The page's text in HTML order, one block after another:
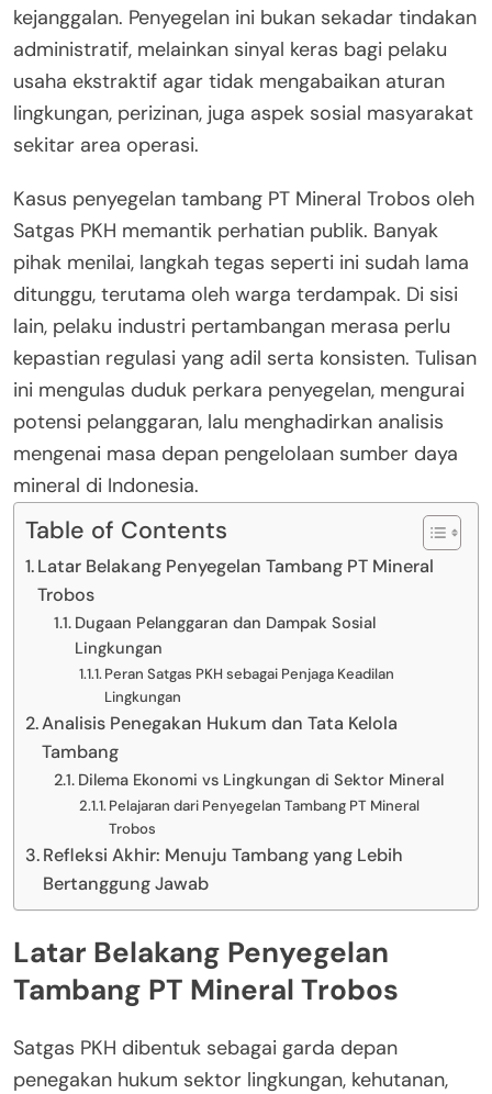
kejanggalan. Penyegelan ini bukan sekadar tindakan
administratif, melainkan sinyal keras bagi pelaku
usaha ekstraktif agar tidak mengabaikan aturan
lingkungan, perizinan, juga aspek sosial masyarakat
sekitar area operasi.
Kasus penyegelan tambang PT Mineral Trobos oleh
Satgas PKH memantik perhatian publik. Banyak
pihak menilai, langkah tegas seperti ini sudah lama
ditunggu, terutama oleh warga terdampak. Di sisi
lain, pelaku industri pertambangan merasa perlu
kepastian regulasi yang adil serta konsisten. Tulisan
ini mengulas duduk perkara penyegelan, mengurai
potensi pelanggaran, lalu menghadirkan analisis
mengenai masa depan pengelolaan sumber daya
mineral di Indonesia.
Table of Contents
Latar Belakang Penyegelan Tambang PT Mineral
Trobos
Dugaan Pelanggaran dan Dampak Sosial
Lingkungan
Peran Satgas PKH sebagai Penjaga Keadilan
Lingkungan
Analisis Penegakan Hukum dan Tata Kelola
Tambang
Dilema Ekonomi vs Lingkungan di Sektor Mineral
Pelajaran dari Penyegelan Tambang PT Mineral
Trobos
Refleksi Akhir: Menuju Tambang yang Lebih
Bertanggung Jawab
Latar Belakang Penyegelan
Tambang PT Mineral Trobos
Satgas PKH dibentuk sebagai garda depan
penegakan hukum sektor lingkungan, kehutanan,